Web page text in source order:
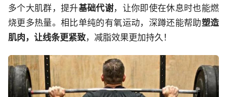
多个大肌群，提升基础代谢，让你即使在休息时也能燃
烧更多热量。相比单纯的有氧运动，深蹲还能帮助塑造
肌肉，让线条更紧致，减脂效果更加持久！